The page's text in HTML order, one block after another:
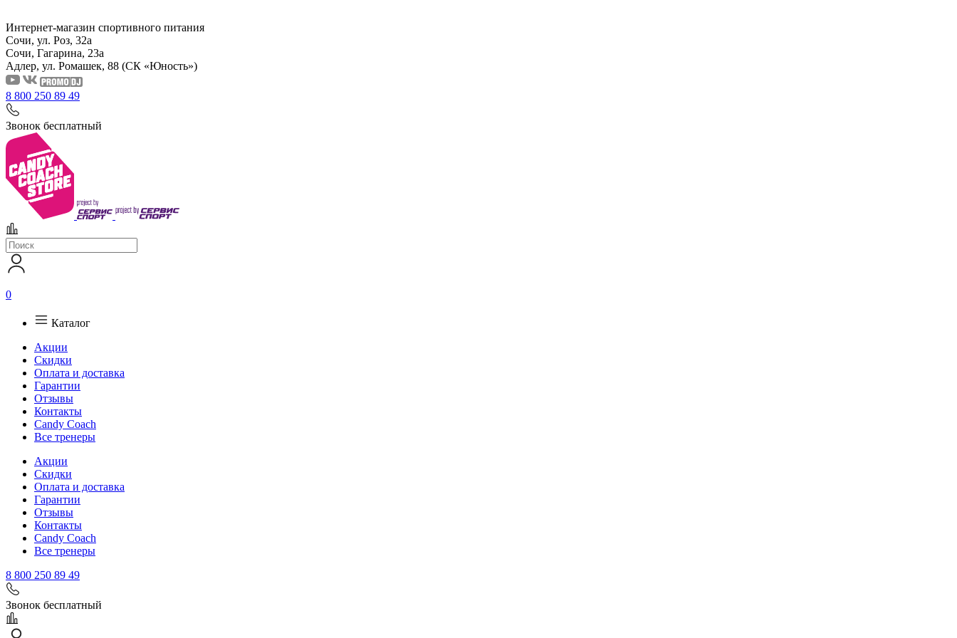
Интернет-магазин спортивного питания
Сочи, ул. Роз, 32а
Сочи, Гагарина, 23а
Адлер, ул. Ромашек, 88 (СК «Юность»)
8 800 250 89 49
Звонок бесплатный
0
Каталог
Акции
Скидки
Оплата и доставка
Гарантии
Отзывы
Контакты
Candy Coach
Все тренеры
Акции
Скидки
Оплата и доставка
Гарантии
Отзывы
Контакты
Candy Coach
Все тренеры
8 800 250 89 49
Звонок бесплатный